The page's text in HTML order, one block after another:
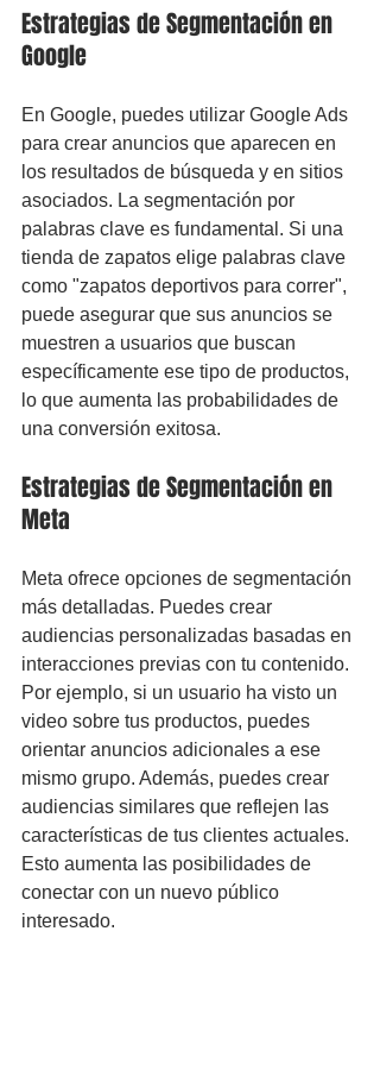
Estrategias de Segmentación en
Google
En Google, puedes utilizar Google Ads
para crear anuncios que aparecen en
los resultados de búsqueda y en sitios
asociados. La segmentación por
palabras clave es fundamental. Si una
tienda de zapatos elige palabras clave
como "zapatos deportivos para correr",
puede asegurar que sus anuncios se
muestren a usuarios que buscan
específicamente ese tipo de productos,
lo que aumenta las probabilidades de
una conversión exitosa.
Estrategias de Segmentación en
Meta
Meta ofrece opciones de segmentación
más detalladas. Puedes crear
audiencias personalizadas basadas en
interacciones previas con tu contenido.
Por ejemplo, si un usuario ha visto un
video sobre tus productos, puedes
orientar anuncios adicionales a ese
mismo grupo. Además, puedes crear
audiencias similares que reflejen las
características de tus clientes actuales.
Esto aumenta las posibilidades de
conectar con un nuevo público
interesado.